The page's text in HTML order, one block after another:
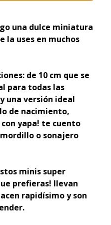
una dulce miniatura
la uses en muchos
de 10 cm que se
para todas las
una versión ideal
de nacimiento,
yapa! te cuento
o sonajero
minis super
prefieras! llevan
rapidísimo y son